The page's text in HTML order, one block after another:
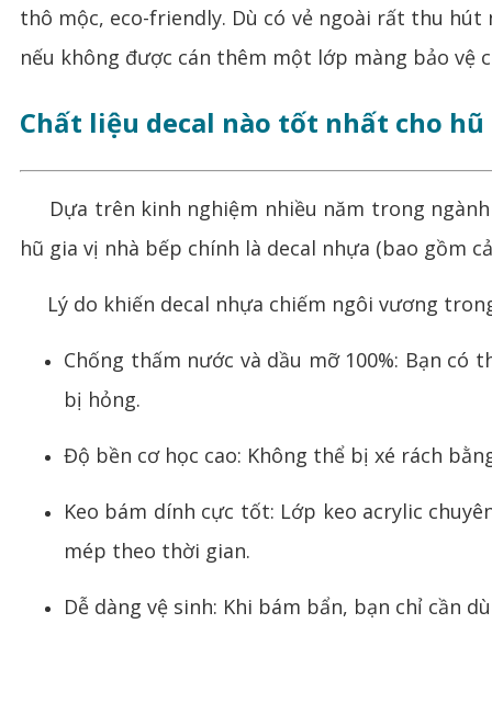
thô mộc, eco-friendly. Dù có vẻ ngoài rất thu
nếu không được cán thêm một lớp màng bảo vệ
Chất liệu decal nào tốt nhất cho hũ
Dựa trên kinh nghiệm nhiều năm trong
hũ gia vị nhà bếp chính là decal nhựa (bao gồm
Lý do khiến decal nhựa chiếm ngôi vương
Chống thấm nước và dầu mỡ 100%: Bạn
bị hỏng.
Độ bền cơ học cao: Không thể bị xé rách
Keo bám dính cực tốt: Lớp keo acrylic
mép theo thời gian.
Dễ dàng vệ sinh: Khi bám bẩn, bạn chỉ cần